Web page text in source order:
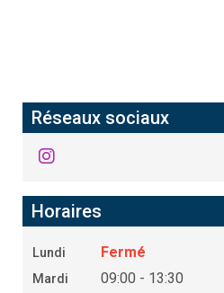
Réseaux sociaux
Horaires
Lundi Fermé
Mardi
09:00 - 13:30